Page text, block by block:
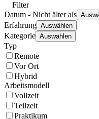
Filter
Datum - Nicht älter als
Erfahrung Auswählen
Kategorie Auswählen
Typ
Remote
Vor Ort
Hybrid
Arbeitsmodell
Vollzeit
Teilzeit
Praktikum